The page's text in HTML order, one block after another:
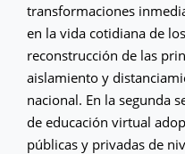
transformaciones
en la vida cotidiana de
reconstrucción de las
aislamiento y
nacional. En la segunda
de educación virtual
públicas y privadas de